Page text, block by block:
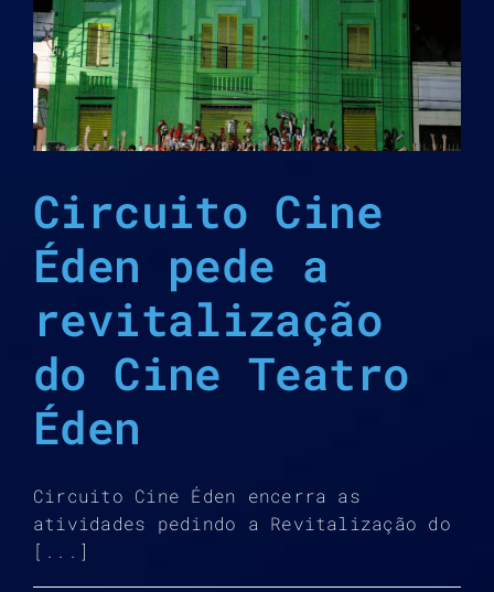
Circuito Cine
Éden pede a
revitalização
do Cine Teatro
Éden
Circuito Cine Éden encerra as
atividades pedindo a Revitalização do
[...]